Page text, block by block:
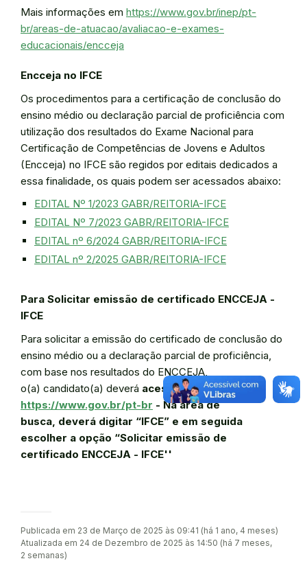
Mais informações em https://www.gov.br/inep/pt-
br/areas-de-atuacao/avaliacao-e-exames-
educacionais/encceja
Encceja no IFCE
Os procedimentos para a certificação de conclusão do
ensino médio ou declaração parcial de proficiência com
utilização dos resultados do Exame Nacional para
Certificação de Competências de Jovens e Adultos
(Encceja) no IFCE são regidos por editais dedicados a
essa finalidade, os quais podem ser acessados abaixo:
EDITAL Nº 1/2023 GABR/REITORIA-IFCE
EDITAL Nº 7/2023 GABR/REITORIA-IFCE
EDITAL nº 6/2024 GABR/REITORIA-IFCE
EDITAL nº 2/2025 GABR/REITORIA-IFCE
Para Solicitar emissão de certificado ENCCEJA -
IFCE
Para solicitar a emissão do certificado de conclusão do
ensino médio ou a declaração parcial de proficiência,
com base nos resultados do ENCCEJA,
o(a) candidato(a) deverá acessar o link
https://www.gov.br/pt-br - Na área de
busca, deverá digitar “IFCE” e em seguida
escolher a opção “Solicitar emissão de
certificado ENCCEJA - IFCE''
Publicada em 23 de Março de 2025 às 09:41 (há 1 ano, 4 meses)
Atualizada em 24 de Dezembro de 2025 às 14:50 (há 7 meses,
2 semanas)